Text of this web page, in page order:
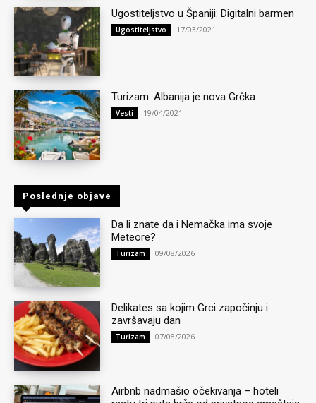
Ugostiteljstvo u Španiji: Digitalni barmen
Ugostiteljstvo 17/03/2021
Turizam: Albanija je nova Grčka
Vesti 19/04/2021
Poslednje objave
Da li znate da i Nemačka ima svoje
Meteore?
Turizam 09/08/2026
Delikates sa kojim Grci započinju i
završavaju dan
Turizam 07/08/2026
Airbnb nadmašio očekivanja – hoteli